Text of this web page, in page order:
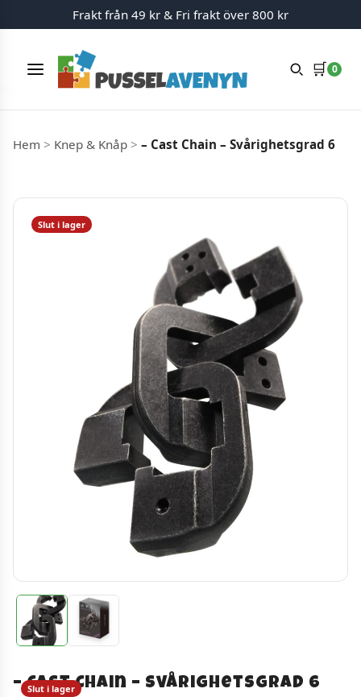
Hoppa till innehåll
Frakt från 49 kr & Fri frakt över 800 kr
Meny 🛒 0
Hem > Knep & Knåp > – Cast Chain – Svårighetsgrad 6
Slut i lager
– Cast Chain – Svårighetsgrad 6
Slut i lager